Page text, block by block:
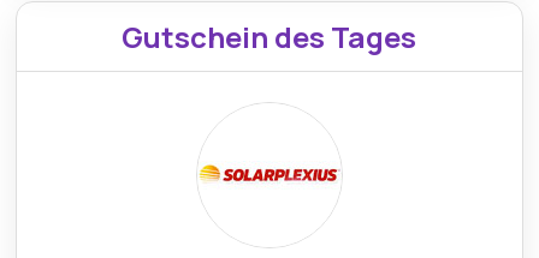
Gutschein des Tages